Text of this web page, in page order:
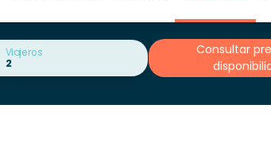
Viajeros
Consultar